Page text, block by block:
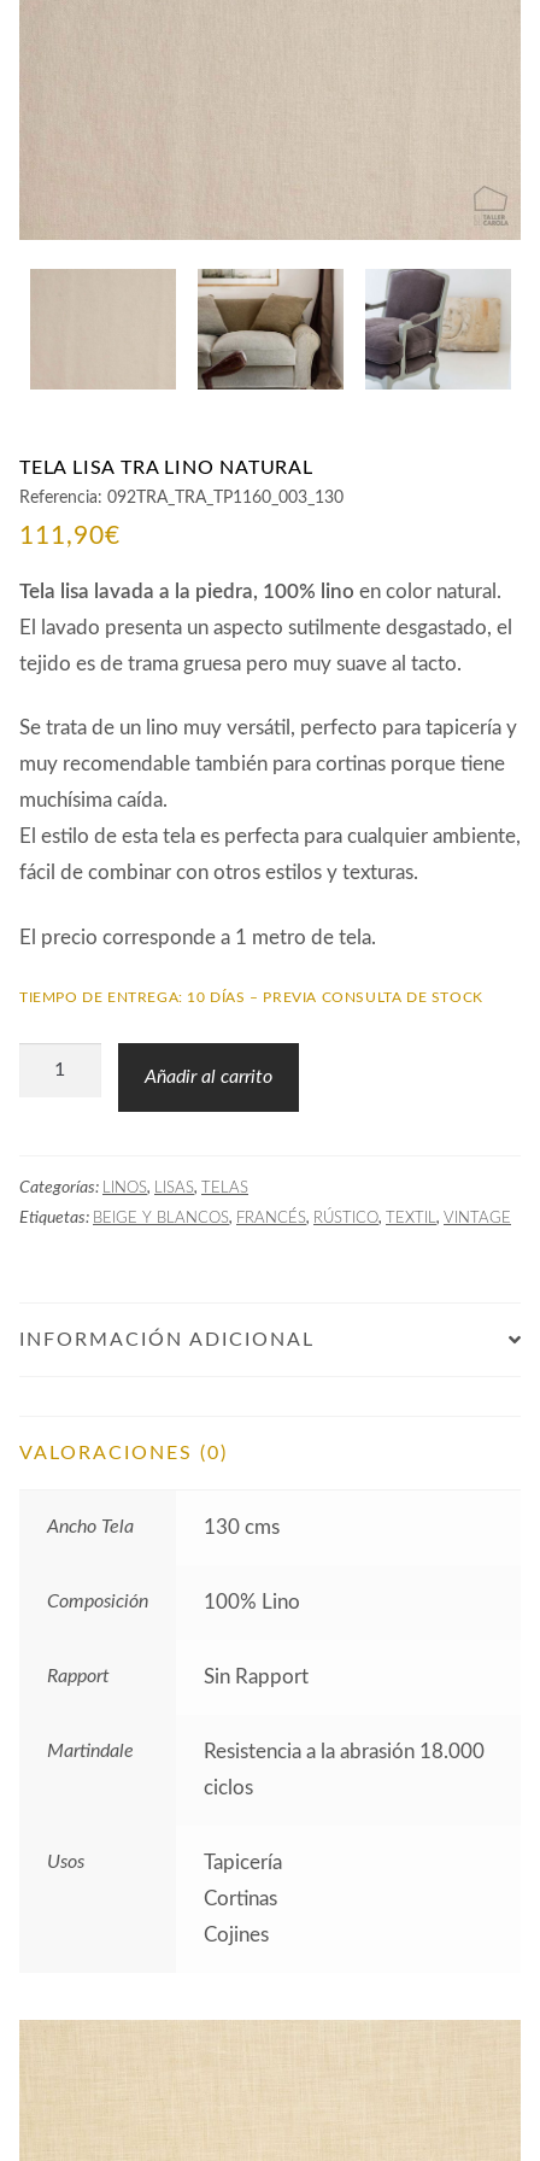
TELA LISA TRA LINO NATURAL
Referencia: 092TRA_TRA_TP1160_003_130
111,90€
Tela lisa lavada a la piedra, 100% lino en color natural.
El lavado presenta un aspecto sutilmente desgastado, el
tejido es de trama gruesa pero muy suave al tacto.
Se trata de un lino muy versátil, perfecto para tapicería y
muy recomendable también para cortinas porque tiene
muchísima caída.
El estilo de esta tela es perfecta para cualquier ambiente,
fácil de combinar con otros estilos y texturas.
El precio corresponde a 1 metro de tela.
TIEMPO DE ENTREGA: 10 DÍAS – PREVIA CONSULTA DE STOCK
Natural
cantidad
Añadir al carrito
Categorías: LINOS, LISAS, TELAS
Etiquetas: BEIGE Y BLANCOS, FRANCÉS, RÚSTICO, TEXTIL , VINTAGE
INFORMACIÓN ADICIONAL
VALORACIONES (0)
Ancho Tela 130 cms
Composición 100% Lino
Rapport Sin Rapport
Martindale
Resistencia a la abrasión 18.000
ciclos
Usos
Tapicería
Cortinas
Cojines